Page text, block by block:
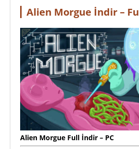
Alien Morgue İndir –
Alien Morgue Full İndir – PC